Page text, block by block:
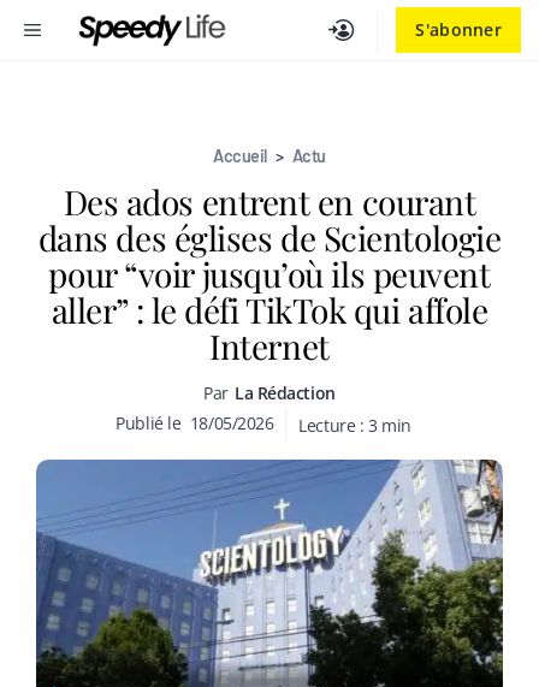
S'abonner
MENU
Accueil > Actu
Des ados entrent en courant
dans des églises de Scientologie
pour “voir jusqu’où ils peuvent
aller” : le défi TikTok qui affole
Internet
Par La Rédaction
Publié le 18/05/2026 Lecture : 3 min